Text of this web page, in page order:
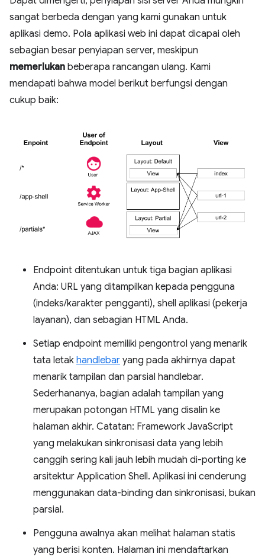
sangat berbeda dengan yang kami gunakan untuk
aplikasi demo. Pola aplikasi web ini dapat dicapai oleh
sebagian besar penyiapan server, meskipun
memerlukan beberapa rancangan ulang. Kami
mendapati bahwa model berikut berfungsi dengan
cukup baik:
Endpoint ditentukan untuk tiga bagian aplikasi
Anda: URL yang ditampilkan kepada pengguna
(indeks/karakter pengganti), shell aplikasi (pekerja
layanan), dan sebagian HTML Anda.
Setiap endpoint memiliki pengontrol yang menarik
tata letak handlebar yang pada akhirnya dapat
menarik tampilan dan parsial handlebar.
Sederhananya, bagian adalah tampilan yang
merupakan potongan HTML yang disalin ke
halaman akhir. Catatan: Framework JavaScript
yang melakukan sinkronisasi data yang lebih
canggih sering kali jauh lebih mudah di-porting ke
arsitektur Application Shell. Aplikasi ini cenderung
menggunakan data-binding dan sinkronisasi, bukan
parsial.
Pengguna awalnya akan melihat halaman statis
yang berisi konten. Halaman ini mendaftarkan